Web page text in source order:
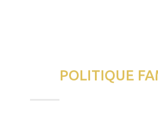
POLITIQUE